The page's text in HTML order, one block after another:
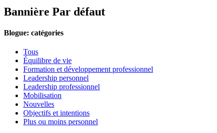
Bannière Par défaut
Blogue: catégories
Tous
Équilibre de vie
Formation et développement professionnel
Leadership personnel
Leadership professionnel
Mobilisation
Nouvelles
Objectifs et intentions
Plus ou moins personnel